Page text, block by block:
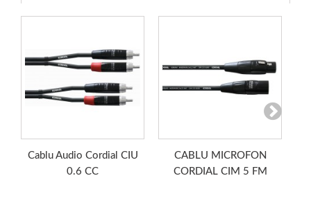
Cablu Audio Cordial CIU
0.6 CC
CABLU MICROFON
CORDIAL CIM 5 FM